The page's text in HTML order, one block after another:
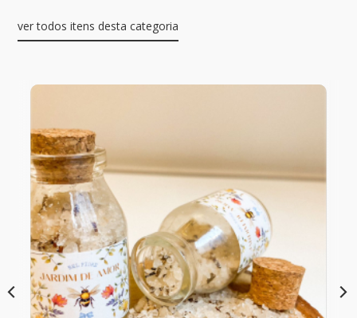
ver todos itens desta categoria